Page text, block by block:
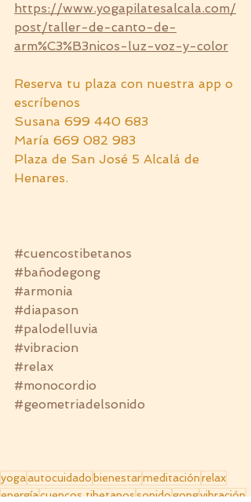
https://www.yogapilatesalcala.com/
post/taller-de-canto-de-
arm%C3%B3nicos-luz-voz-y-color
Reserva tu plaza con nuestra app o
escríbenos
Susana 699 440 683
María 669 082 983
Plaza de San José 5 Alcalá de
Henares.
#cuencostibetanos
#bañodegong
#armonia
#diapason
#palodelluvia
#vibracion
#relax
#monocordio
#geometriadelsonido
yogaautocuidado bienestarmeditaciónrelax
energíacuencos tibetanossonidogongvibración